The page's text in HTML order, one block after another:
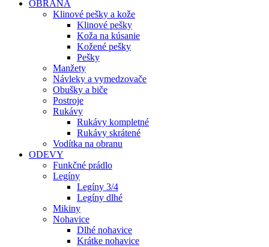
OBRANA
Klinové pešky a kože
Klinové pešky
Koža na kúsanie
Kožené pešky
Pešky
Manžety
Návleky a vymedzovače
Obušky a biče
Postroje
Rukávy
Rukávy kompletné
Rukávy skrátené
Vodítka na obranu
ODEVY
Funkčné prádlo
Legíny
Legíny 3/4
Legíny dlhé
Mikiny
Nohavice
Dlhé nohavice
Krátke nohavice